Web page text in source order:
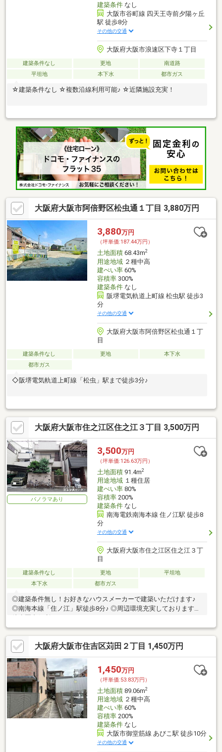
建築条件なし
大阪市谷町線 四天王寺前夕陽ヶ丘
駅 徒歩8分
その他の交通
大阪府大阪市浪速区下寺１丁目
建築条件なし 更地
南道路
平坦地
本下水 都市ガス
☆建築条件なし ☆複数沿線利用可能♪ ☆近隣施設充実！
大阪府大阪市阿倍野区松虫通１丁目 3,880万円
3,880万円
（坪単価:187.44万円）
土地面積68.43m2
用途地域２種中高
建ぺい率60%
容積率300%
建築条件なし
阪堺電気軌道上町線 松虫駅 徒歩3
分
その他の交通
大阪府大阪市阿倍野区松虫通１丁
目
建築条件なし 更地
本下水
都市ガス
◇阪堺電気軌道上町線「松虫」駅まで徒歩3分♪
大阪府大阪市住之江区住之江３丁目 3,500万円
パノラマあり
3,500万円
（坪単価:126.63万円）
土地面積91.4m2
用途地域１種住居
建ぺい率80%
容積率200%
建築条件なし
南海電鉄南海本線 住ノ江駅 徒歩8
分
その他の交通
大阪府大阪市住之江区住之江３丁
目
建築条件なし 更地
平坦地
本下水
都市ガス
◎建築条件無し！お好きなハウスメーカーで建築いただけます♪
◎南海本線「住ノ江」駅徒歩8分♪ ◎周辺環境充実しております！
大阪府大阪市住吉区苅田２丁目 1,450万円
1,450万円
（坪単価:53.83万円）
土地面積89.06m2
用途地域２種中高
建ぺい率60%
容積率200%
建築条件なし
大阪市御堂筋線 あびこ駅 徒歩10分
その他の交通